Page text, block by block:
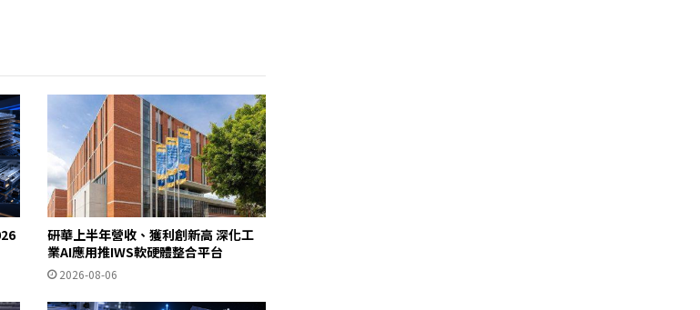
研華上半年營收、獲利創新高 深化工
業AI應用推IWS軟硬體整合平台
2026-08-06